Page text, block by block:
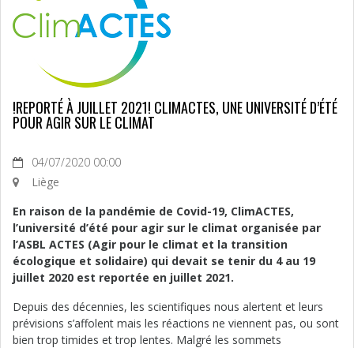
!REPORTÉ À JUILLET 2021! CLIMACTES, UNE UNIVERSITÉ D’ÉTÉ
POUR AGIR SUR LE CLIMAT
04/07/2020 00:00
Liège
En raison de la pandémie de Covid-19, ClimACTES,
l’université d’été pour agir sur le climat organisée par
l’ASBL ACTES (Agir pour le climat et la transition
écologique et solidaire) qui devait se tenir du 4 au 19
juillet 2020 est reportée en juillet 2021.
Depuis des décennies, les scientifiques nous alertent et leurs
prévisions s’affolent mais les réactions ne viennent pas, ou sont
bien trop timides et trop lentes. Malgré les sommets